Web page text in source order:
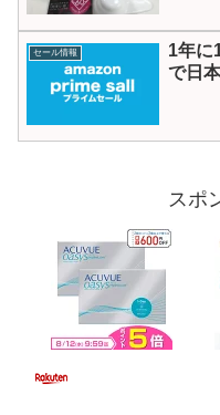
セール情報
1年に
で日
スポ